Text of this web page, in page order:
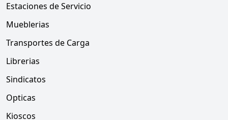
Estaciones de Servicio
Mueblerias
Transportes de Carga
Librerias
Sindicatos
Opticas
Kioscos